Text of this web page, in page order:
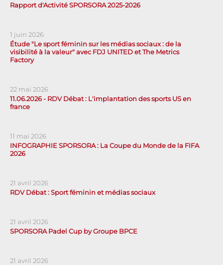
Rapport d'Activité SPORSORA 2025-2026
1 juin 2026
Étude "Le sport féminin sur les médias sociaux : de la
visibilité à la valeur" avec FDJ UNITED et The Metrics
Factory
22 mai 2026
11.06.2026 - RDV Débat : L'implantation des sports US en
france
11 mai 2026
INFOGRAPHIE SPORSORA : La Coupe du Monde de la FIFA
2026
21 avril 2026
RDV Débat : Sport féminin et médias sociaux
21 avril 2026
SPORSORA Padel Cup by Groupe BPCE
21 avril 2026